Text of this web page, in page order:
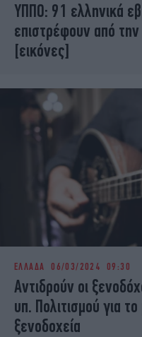
ΥΠΠΟ: 91 ελληνικά
επιστρέφουν από
[εικόνες]
ΕΛΛΑΔΑ 06/03/2024 09:30
Αντιδρούν οι
υπ. Πολιτισμού για
ξενοδοχεία